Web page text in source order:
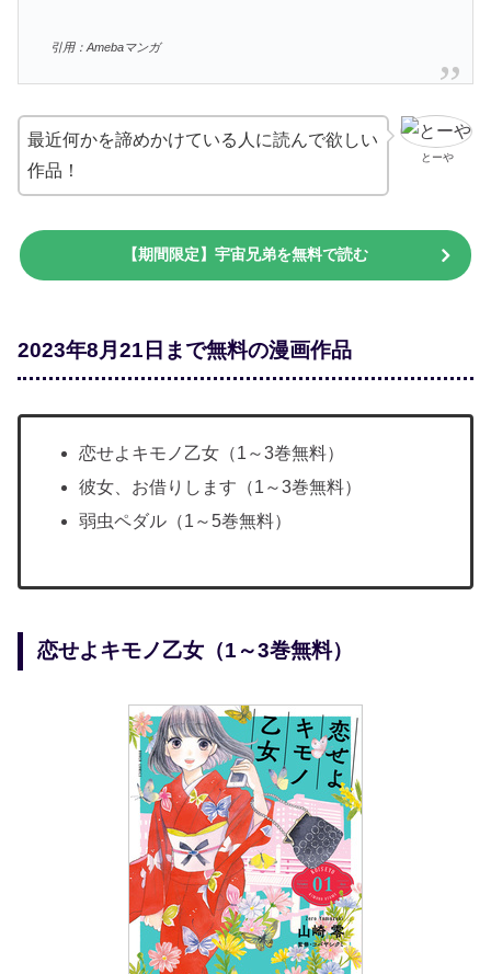
引用：Amebaマンガ
とーや
最近何かを諦めかけている人に読んで欲しい
作品！
【期間限定】宇宙兄弟を無料で読む
2023年8月21日まで無料の漫画作品
恋せよキモノ乙女（1～3巻無料）
彼女、お借りします（1～3巻無料）
弱虫ペダル（1～5巻無料）
恋せよキモノ乙女（1～3巻無料）